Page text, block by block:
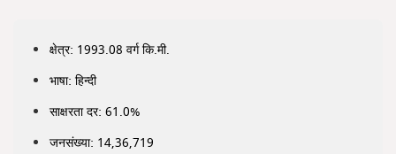
क्षेत्र: 1993.08 वर्ग कि.मी.
भाषा: हिन्दी
साक्षरता दर: 61.0%
जनसंख्या: 14,36,719